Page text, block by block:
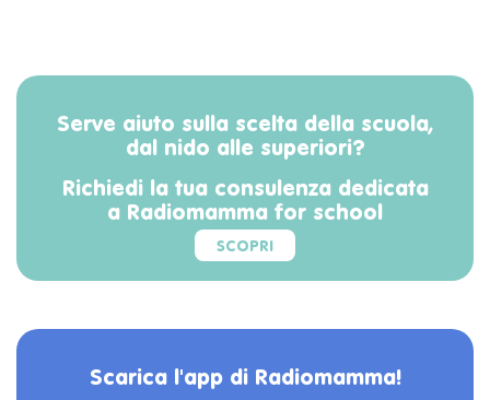
Serve aiuto sulla scelta della scuola,
dal nido alle superiori?
Richiedi la tua consulenza dedicata
a Radiomamma for school
SCOPRI
Scarica l'app di Radiomamma!